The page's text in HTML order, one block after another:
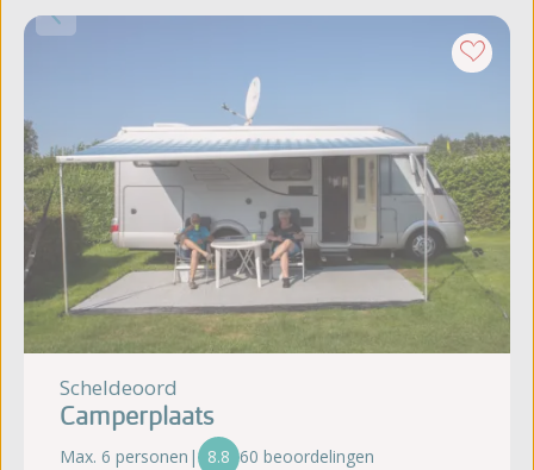
Scheldeoord
Camperplaats
Max. 6 personen | 8.8 60 beoordelingen